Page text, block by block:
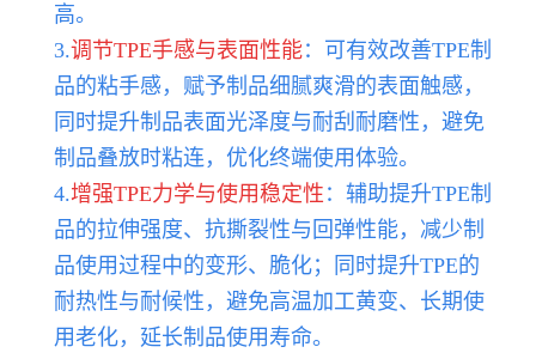
高。
3.调节TPE手感与表面性能：可有效改善TPE制
品的粘手感，赋予制品细腻爽滑的表面触感，
同时提升制品表面光泽度与耐刮耐磨性，避免
制品叠放时粘连，优化终端使用体验。
4.增强TPE力学与使用稳定性 ：辅助提升TPE制
品的拉伸强度、抗撕裂性与回弹性能，减少制
品使用过程中的变形、脆化；同时提升TPE的
耐热性与耐候性，避免高温加工黄变、长期使
用老化，延长制品使用寿命。